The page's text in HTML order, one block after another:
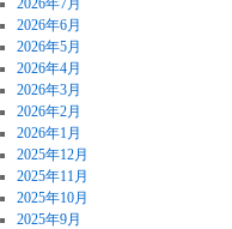
2026年7月
2026年6月
2026年5月
2026年4月
2026年3月
2026年2月
2026年1月
2025年12月
2025年11月
2025年10月
2025年9月